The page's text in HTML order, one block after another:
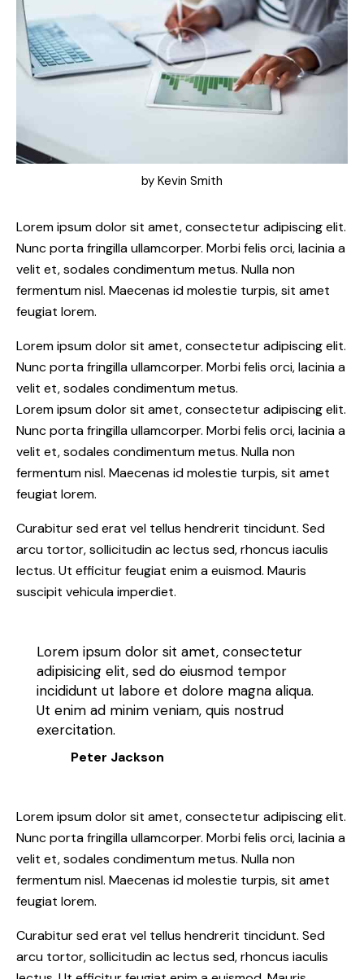
by Kevin Smith
Lorem ipsum dolor sit amet, consectetur adipiscing elit.
Nunc porta fringilla ullamcorper. Morbi felis orci, lacinia a
velit et, sodales condimentum metus. Nulla non
fermentum nisl. Maecenas id molestie turpis, sit amet
feugiat lorem.
Lorem ipsum dolor sit amet, consectetur adipiscing elit.
Nunc porta fringilla ullamcorper. Morbi felis orci, lacinia a
velit et, sodales condimentum metus.
Lorem ipsum dolor sit amet, consectetur adipiscing elit.
Nunc porta fringilla ullamcorper. Morbi felis orci, lacinia a
velit et, sodales condimentum metus. Nulla non
fermentum nisl. Maecenas id molestie turpis, sit amet
feugiat lorem.
Curabitur sed erat vel tellus hendrerit tincidunt. Sed
arcu tortor, sollicitudin ac lectus sed, rhoncus iaculis
lectus. Ut efficitur feugiat enim a euismod. Mauris
suscipit vehicula imperdiet.
Lorem ipsum dolor sit amet, consectetur
adipisicing elit, sed do eiusmod tempor
incididunt ut labore et dolore magna aliqua.
Ut enim ad minim veniam, quis nostrud
exercitation.
Peter Jackson
Lorem ipsum dolor sit amet, consectetur adipiscing elit.
Nunc porta fringilla ullamcorper. Morbi felis orci, lacinia a
velit et, sodales condimentum metus. Nulla non
fermentum nisl. Maecenas id molestie turpis, sit amet
feugiat lorem.
Curabitur sed erat vel tellus hendrerit tincidunt. Sed
arcu tortor, sollicitudin ac lectus sed, rhoncus iaculis